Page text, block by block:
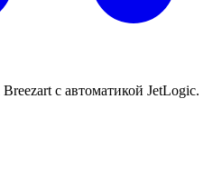
с автоматикой JetLogic.